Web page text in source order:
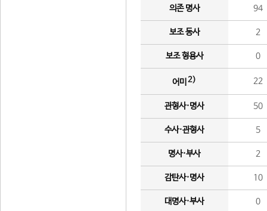
의존 명사 94
보조 동사 2
보조 형용사 0
어미 2) 22
관형사·명사 50
수사·관형사 5
명사·부사 2
감탄사·명사 10
대명사·부사 0